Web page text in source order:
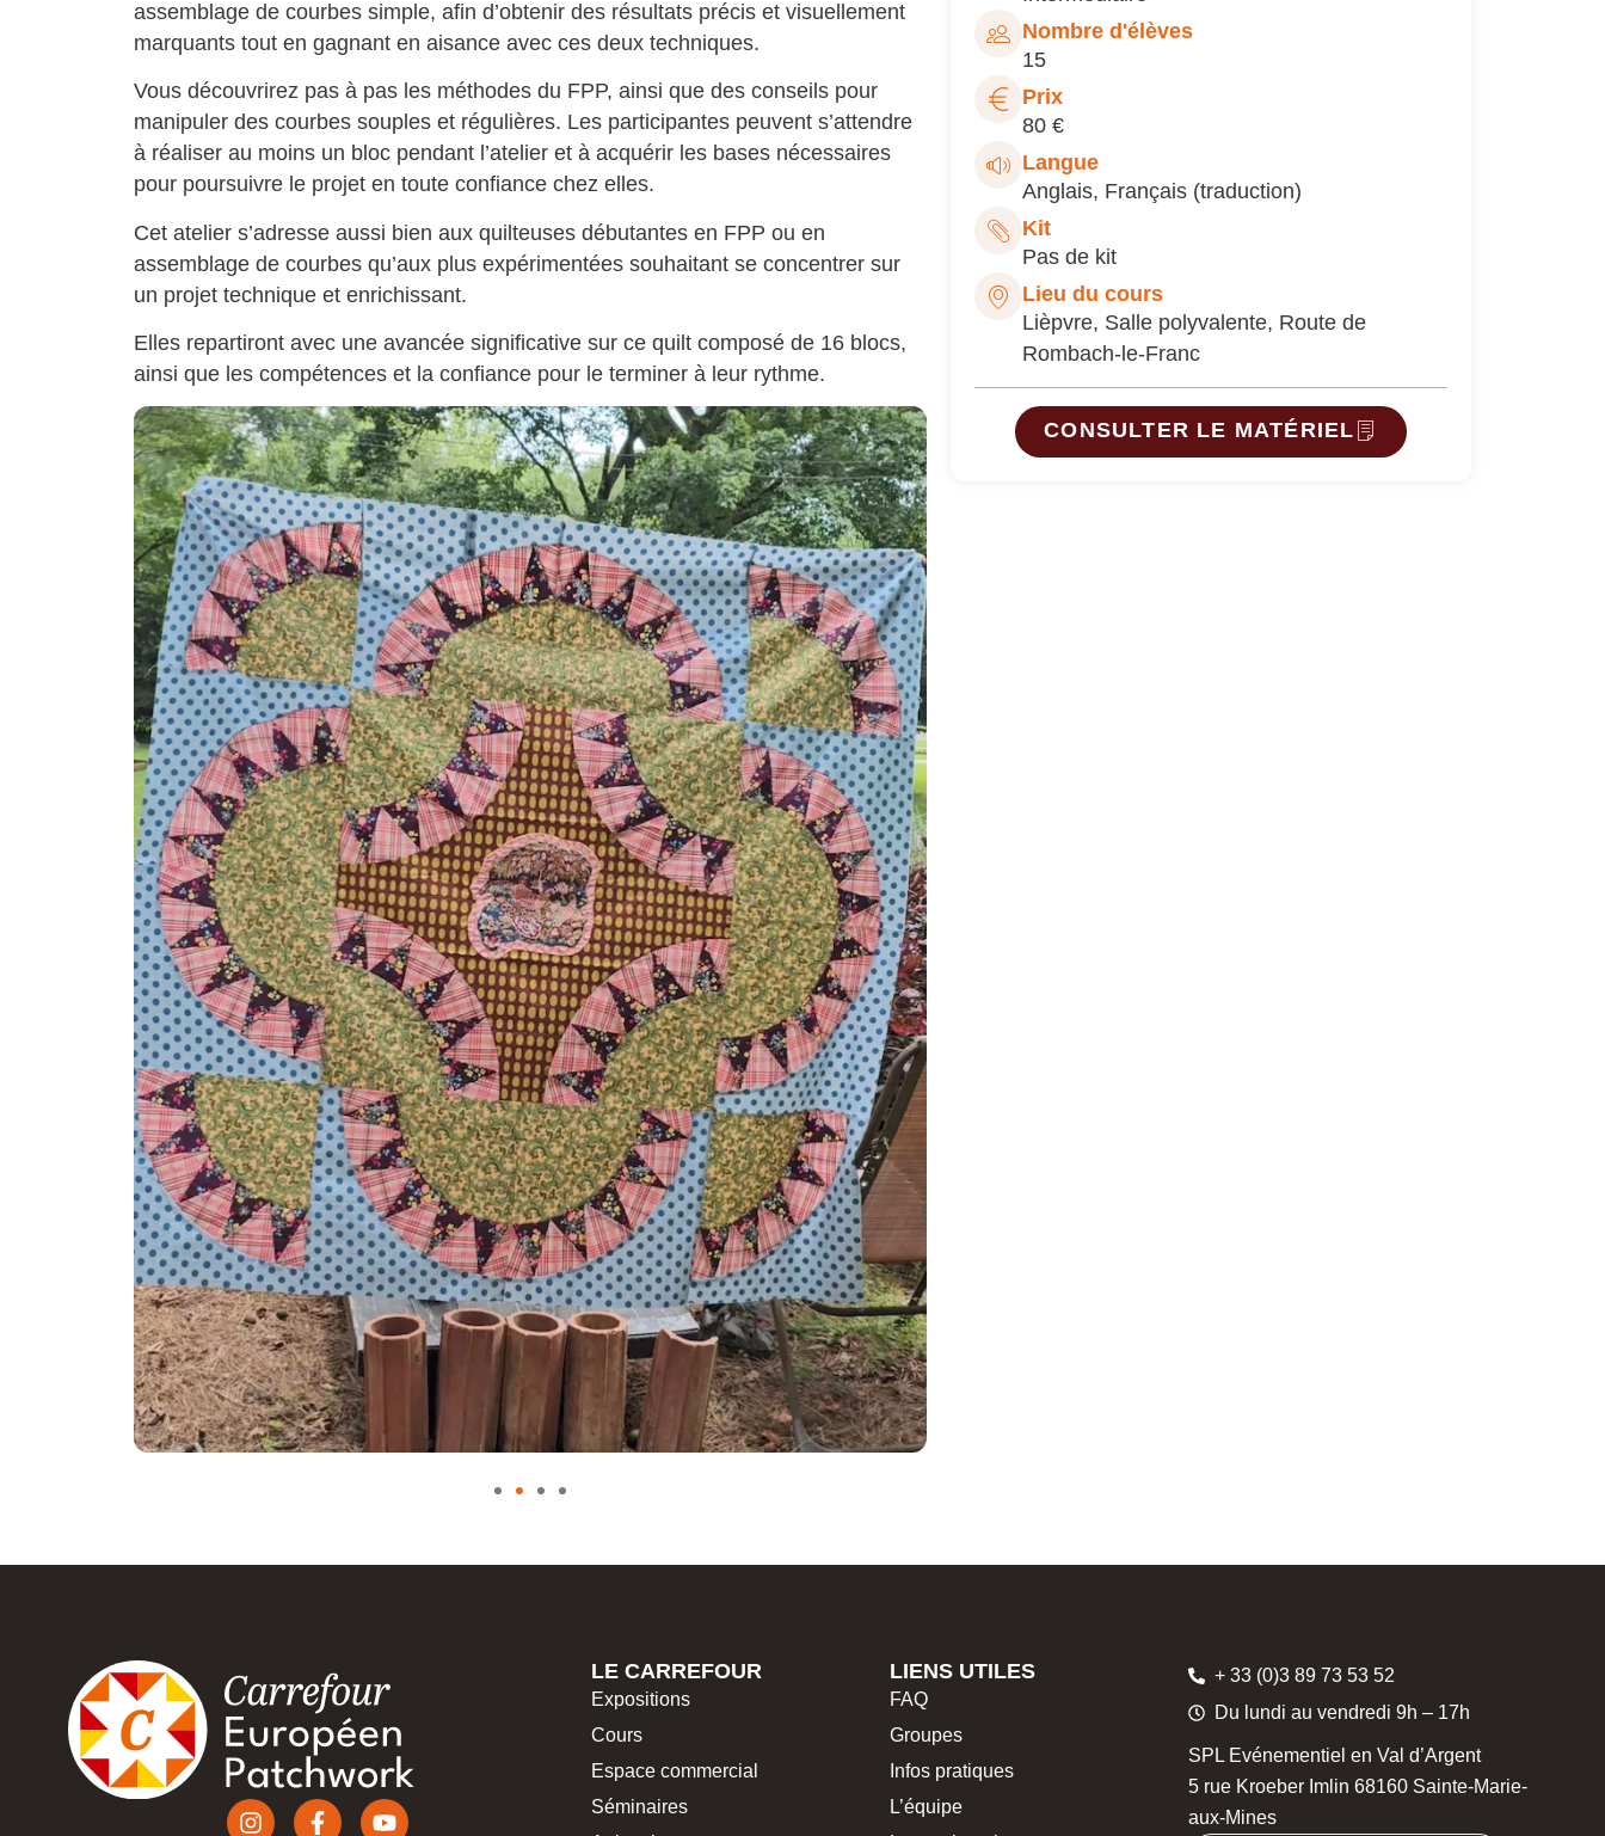
assemblage de courbes simple, afin d’obtenir des résultats précis et visuellement
marquants tout en gagnant en aisance avec ces deux techniques.
Vous découvrirez pas à pas les méthodes du FPP, ainsi que des conseils pour
manipuler des courbes souples et régulières. Les participantes peuvent s’attendre
à réaliser au moins un bloc pendant l’atelier et à acquérir les bases nécessaires
pour poursuivre le projet en toute confiance chez elles.
Cet atelier s’adresse aussi bien aux quilteuses débutantes en FPP ou en
assemblage de courbes qu’aux plus expérimentées souhaitant se concentrer sur
un projet technique et enrichissant.
Elles repartiront avec une avancée significative sur ce quilt composé de 16 blocs,
ainsi que les compétences et la confiance pour le terminer à leur rythme.
Nombre d'élèves
15
Prix
80 €
Langue
Anglais, Français (traduction)
Kit
Pas de kit
Lieu du cours
Lièpvre, Salle polyvalente, Route de
Rombach-le-Franc
CONSULTER LE MATÉRIEL
LE CARREFOUR
Expositions
Cours
Espace commercial
Séminaires
LIENS UTILES
FAQ
Groupes
Infos pratiques
L’équipe
+ 33 (0)3 89 73 53 52
Du lundi au vendredi 9h – 17h
SPL Evénementiel en Val d’Argent
5 rue Kroeber Imlin 68160 Sainte-Marie-
aux-Mines